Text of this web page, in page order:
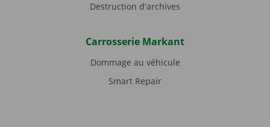
Destruction d'archives
Carrosserie Markant
Dommage au véhicule
Smart Repair